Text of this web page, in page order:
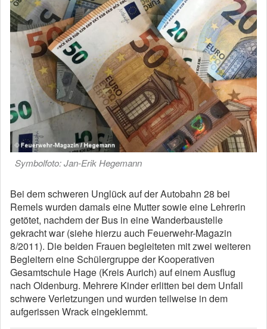
Symbolfoto: Jan-Erik Hegemann
Bei dem schweren Unglück auf der Autobahn 28 bei
Remels wurden damals eine Mutter sowie eine Lehrerin
getötet, nachdem der Bus in eine Wanderbaustelle
gekracht war (siehe hierzu auch Feuerwehr-Magazin
8/2011). Die beiden Frauen begleiteten mit zwei weiteren
Begleitern eine Schülergruppe der Kooperativen
Gesamtschule Hage (Kreis Aurich) auf einem Ausflug
nach Oldenburg. Mehrere Kinder erlitten bei dem Unfall
schwere Verletzungen und wurden teilweise in dem
aufgerissen Wrack eingeklemmt.